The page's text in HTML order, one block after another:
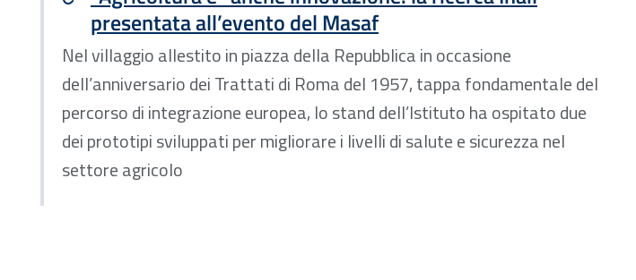
presentata all’evento del Masaf
Nel villaggio allestito in piazza della Repubblica in occasione
dell’anniversario dei Trattati di Roma del 1957, tappa fondamentale del
percorso di integrazione europea, lo stand dell’Istituto ha ospitato due
dei prototipi sviluppati per migliorare i livelli di salute e sicurezza nel
settore agricolo